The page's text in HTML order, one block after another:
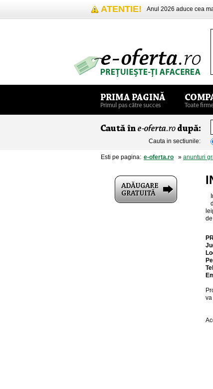
ATENTIE! Anul 2026 aduce cea
Cauta in sectiunile:
Esti pe pagina: e-oferta.ro » anunturi